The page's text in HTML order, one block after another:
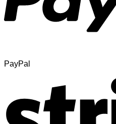
PayPal